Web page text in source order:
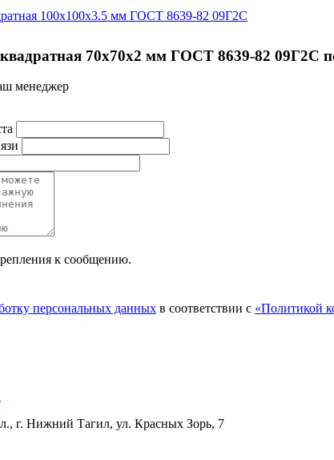
100x100x3.5 мм ГОСТ 8639-82 09Г2С
70x70x2 мм ГОСТ 8639-82 09Г2С
менеджер
к сообщению.
персональных данных в соответствии с «Политикой
г. Нижний Тагил, ул. Красных Зорь, 7